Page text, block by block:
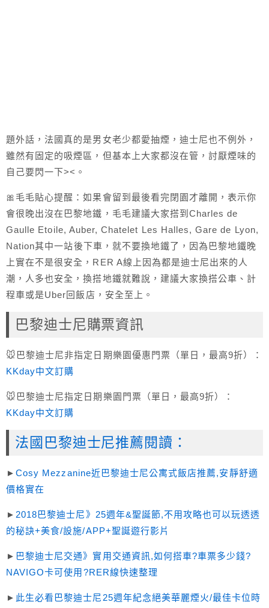
題外話，法國真的是男女老少都愛抽煙，迪士尼也不例外，
雖然有固定的吸煙區，但基本上大家都沒在管，討厭煙味的
自己要閃一下><。
🎀毛毛貼心提醒：如果會留到最後看完閉園才離開，表示你
會很晚出沒在巴黎地鐵，毛毛建議大家搭到Charles de
Gaulle Etoile, Auber, Chatelet Les Halles, Gare de Lyon,
Nation其中一站後下車，就不要換地鐵了，因為巴黎地鐵晚
上實在不是很安全，RER A線上因為都是迪士尼出來的人
潮，人多也安全，換搭地鐵就難說，建議大家換搭公車、計
程車或是Uber回飯店，安全至上。
巴黎迪士尼購票資訊
🐭巴黎迪士尼非指定日期樂園優惠門票（單日，最高9折）：
KKday中文訂購
🐭巴黎迪士尼指定日期樂園門票（單日，最高9折）：
KKday中文訂購
法國巴黎迪士尼推薦閱讀：
►Cosy Mezzanine近巴黎迪士尼公寓式飯店推薦,安靜舒適
價格實在
► 2018巴黎迪士尼》25週年&聖誕節,不用攻略也可以玩透透
的秘訣+美食/設施/APP+聖誕遊行影片
► 巴黎迪士尼交通》實用交通資訊,如何搭車?車票多少錢?
NAVIGO卡可使用?RER線快速整理
► 此生必看巴黎迪士尼25週年紀念絕美華麗煙火/最佳卡位時